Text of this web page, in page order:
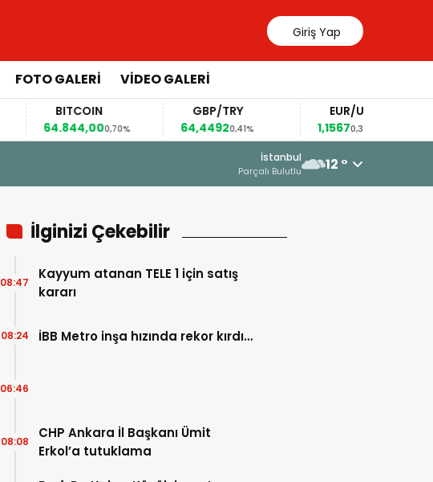
Giriş Yap
FOTO GALERİ VİDEO GALERİ
BITCOIN
64.844,000,70%
GBP/TRY
64,44920,41%
EUR/USD
1,1567
0,36%
16 Haziran 2026 - 23:33
“DEVLET AKLI” ALDATMACASI
İstanbul
Parçalı Bulutlu 12 °
İlginizi Çekebilir
Kayyum atanan TELE 1 için satış
kararı
08:47
İBB Metro inşa hızında rekor kırdı…
08:24
06:46
CHP Ankara İl Başkanı Ümit
Erkol’a tutuklama
08:08